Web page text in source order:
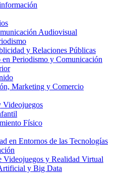
Audiovisual
y Relaciones Públicas
Periodismo y Comunicación
Marketing y Comercio
Videojuegos
Físico
en Entornos de las Tecnologías
Videojuegos y Realidad Virtual
y Big Data